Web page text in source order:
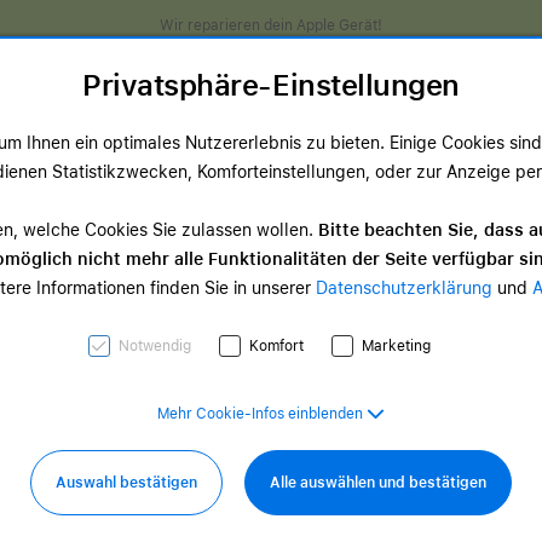
Wir reparieren dein Apple Gerät!
TV & Home Zubehör Services
Zubehör
Zubehör
Privatsphäre-Einstellungen
Ihnen ein optimales Nutzererlebnis zu bieten. Einige Cookies
Statistikzwecken, Komforteinstellungen, oder zur Anzeige
welche Cookies Sie zulassen wollen. Bitte beachten Sie, dass
nicht mehr alle Funktionalitäten der Seite verfügbar
Informationen finden Sie in unserer Datenschutzerklärung und
Notwendig Komfort Marketing
Mehr Cookie-Infos einblenden
Auswahl bestätigen Alle auswählen und bestätigen